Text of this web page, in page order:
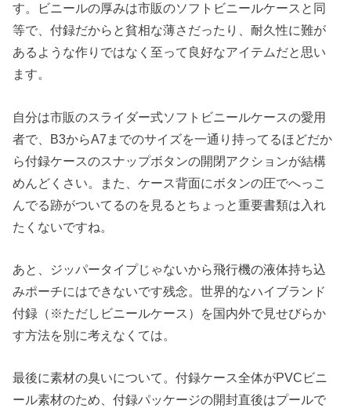
す。ビニールの厚みは市販のソフトビニールケースと同
等で、付録だからと貧相な薄さだったり、耐久性に難が
あるような作りではなく至って良好なアイテムだと思い
ます。
自分は市販のスライダー式ソフトビニールケースの愛用
者で、B3からA7までのサイズを一通り持ってるほどだか
ら付録ケースのスナップボタンの開閉アクションが結構
めんどくさい。また、ケース背面にボタンの圧でへっこ
んでる跡がついてるのを見るとちょっと重要書類は入れ
たくないですね。
あと、ジッパータイプじゃないから飛行機の液体持ち込
みポーチにはできないです残念。世界的なハイブランド
付録（※ただしビニールケース）を国内外で見せびらか
す方法を別に考えなくては。
最後に素材の臭いについて。付録ケース全体がPVCビニ
ール素材のため、付録パッケージの開封直後はプールで